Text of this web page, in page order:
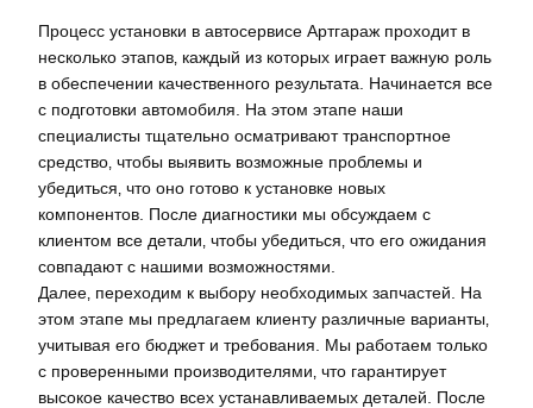
Процесс установки в автосервисе Артгараж проходит в
несколько этапов‚ каждый из которых играет важную роль
в обеспечении качественного результата. Начинается все
с подготовки автомобиля. На этом этапе наши
специалисты тщательно осматривают транспортное
средство‚ чтобы выявить возможные проблемы и
убедиться‚ что оно готово к установке новых
компонентов. После диагностики мы обсуждаем с
клиентом все детали‚ чтобы убедиться‚ что его ожидания
совпадают с нашими возможностями.
Далее‚ переходим к выбору необходимых запчастей. На
этом этапе мы предлагаем клиенту различные варианты‚
учитывая его бюджет и требования. Мы работаем только
с проверенными производителями‚ что гарантирует
высокое качество всех устанавливаемых деталей. После